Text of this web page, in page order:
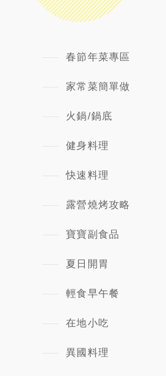
春節年菜專區
家常菜簡單做
火鍋/鍋底
健身料理
快速料理
露營燒烤攻略
寶寶副食品
夏日開胃
輕食早午餐
在地小吃
異國料理